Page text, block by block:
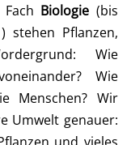
Biologie (bis
stehen Pflanzen,
Wie
Wie
Menschen? Wir
Umwelt genauer: